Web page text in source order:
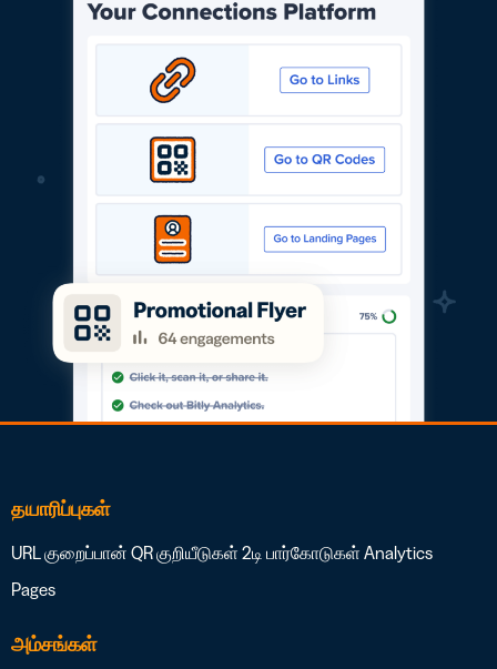
தயாரிப்புகள்
URL குறைப்பான் QR குறியீடுகள் 2டி பார்கோடுகள் Analytics
Pages
அம்சங்கள்